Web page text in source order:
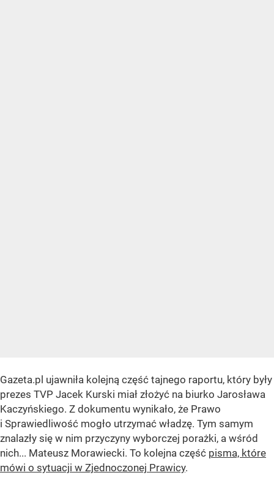
Gazeta.pl ujawniła kolejną część tajnego raportu, który były
prezes TVP Jacek Kurski miał złożyć na biurko Jarosława
Kaczyńskiego. Z dokumentu wynikało, że Prawo
i Sprawiedliwość mogło utrzymać władzę. Tym samym
znalazły się w nim przyczyny wyborczej porażki, a wśród
nich... Mateusz Morawiecki. To kolejna część pisma, które
mówi o sytuacji w Zjednoczonej Prawicy.